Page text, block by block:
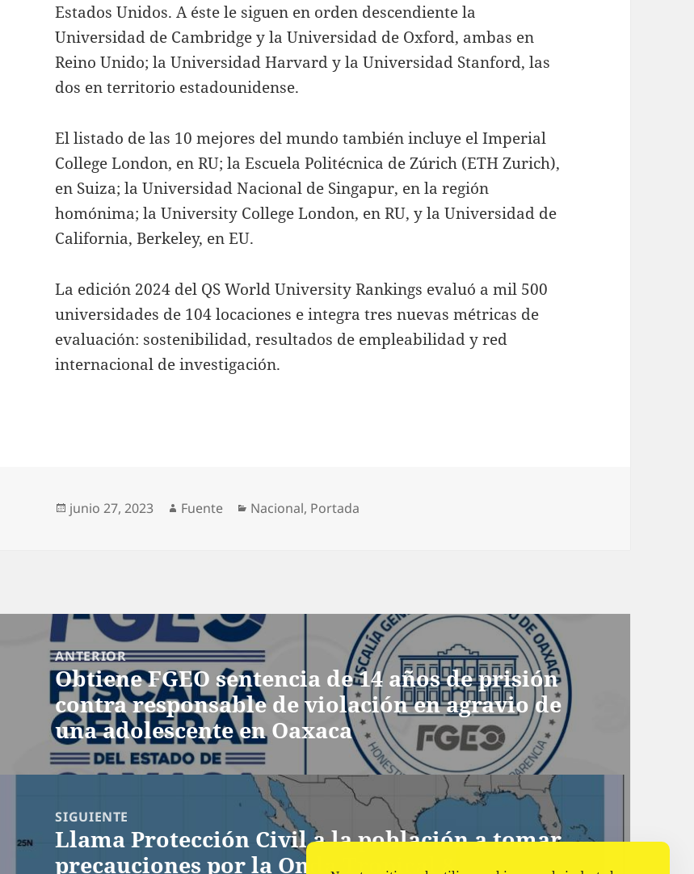
Estados Unidos. A éste le siguen en orden descendiente la
Universidad de Cambridge y la Universidad de Oxford, ambas en
Reino Unido; la Universidad Harvard y la Universidad Stanford, las
dos en territorio estadounidense.
El listado de las 10 mejores del mundo también incluye el Imperial
College London, en RU; la Escuela Politécnica de Zúrich (ETH Zurich),
en Suiza; la Universidad Nacional de Singapur, en la región
homónima; la University College London, en RU, y la Universidad de
California, Berkeley, en EU.
La edición 2024 del QS World University Rankings evaluó a mil 500
universidades de 104 locaciones e integra tres nuevas métricas de
evaluación: sostenibilidad, resultados de empleabilidad y red
internacional de investigación.
Publicado
junio 27, 2023 Autor
Fuente Categorías
Nacional, Portada
Navegación
entradas
ANTERIOR
Entrada
anterior:
Obtiene FGEO sentencia de 14 años de prisión
contra responsable de violación en agravio de
una adolescente en Oaxaca
SIGUIENTE
Siguiente
entrada:
Llama Protección Civil a la población a tomar
precauciones por la Onda Tropical 8